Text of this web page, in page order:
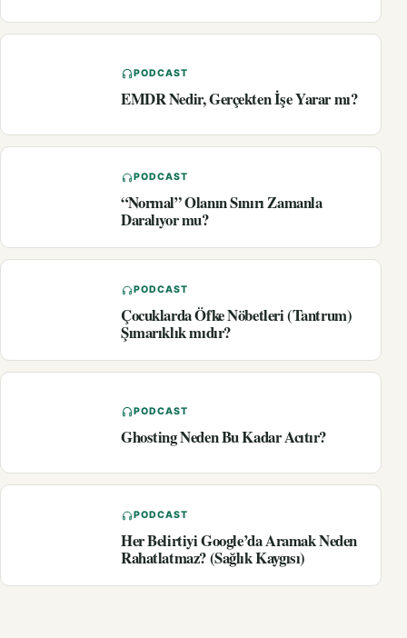
PODCAST
EMDR Nedir, Gerçekten İşe Yarar mı?
PODCAST
“Normal” Olanın Sınırı Zamanla
Daralıyor mu?
PODCAST
Çocuklarda Öfke Nöbetleri (Tantrum)
Şımarıklık mıdır?
PODCAST
Ghosting Neden Bu Kadar Acıtır?
PODCAST
Her Belirtiyi Google’da Aramak Neden
Rahatlatmaz? (Sağlık Kaygısı)